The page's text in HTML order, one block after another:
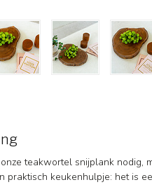
teakwortel snijplank nodig,
praktisch keukenhulpje: het is